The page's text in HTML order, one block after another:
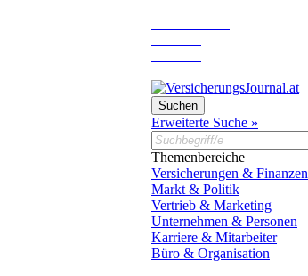
Erweiterte Suche »
Themenbereiche
Versicherungen & Finanzen
Markt & Politik
Vertrieb & Marketing
Unternehmen & Personen
Karriere & Mitarbeiter
Büro & Organisation